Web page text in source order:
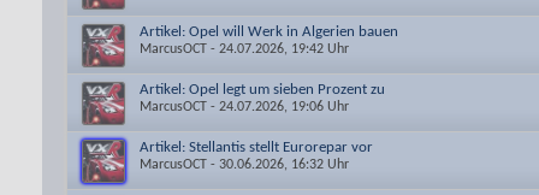
Artikel: Opel will Werk in Algerien bauen
MarcusOCT - 24.07.2026, 19:42 Uhr
Artikel: Opel legt um sieben Prozent zu
MarcusOCT - 24.07.2026, 19:06 Uhr
Artikel: Stellantis stellt Eurorepar vor
MarcusOCT - 30.06.2026, 16:32 Uhr